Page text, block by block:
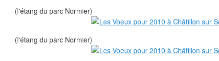
(l'étang du parc Normier)
(l'étang du parc Normier)